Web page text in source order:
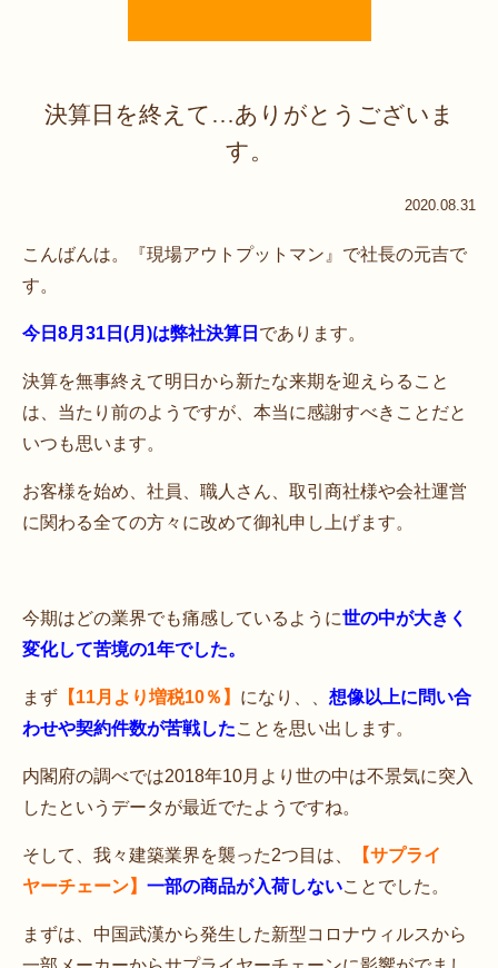
決算日を終えて…ありがとうございま
す。
2020.08.31
こんばんは。『現場アウトプットマン』で社長の元吉で
す。
今日8月31日(月)は弊社決算日 であります。
決算を無事終えて明日から新たな来期を迎えらること
は、当たり前のようですが、本当に感謝すべきことだと
いつも思います。
お客様を始め、社員、職人さん、取引商社様や会社運営
に関わる全ての方々に改めて御礼申し上げます。
今期はどの業界でも痛感しているように世の中が大きく
変化して苦境の1年でした。
まず 【11月より増税10％】 になり、、 想像以上に問い合
わせや契約件数が苦戦したことを思い出します。
内閣府の調べでは2018年10月より世の中は不景気に突入
したというデータが最近でたようですね。
そして、我々建築業界を襲った2つ目は、
【サプライ
ヤーチェーン】 一部の商品が入荷しないことでした。
まずは、中国武漢から発生した新型コロナウィルスから